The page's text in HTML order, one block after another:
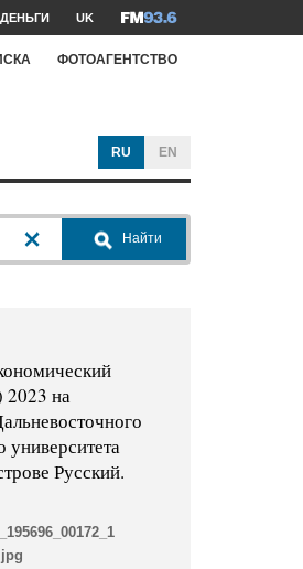
ДЕНЬГИ UK
ФОТОАГЕНТСТВО
RU EN
Найти
на
университета
Русский.
jpg